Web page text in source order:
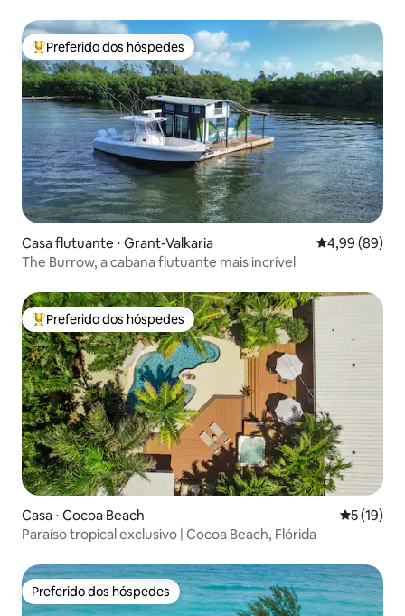
Entre os melhores preferidos dos hóspedes
Preferido dos hóspedes
Casa flutuante ⋅ Grant-Valkaria 4,99 de uma
4,99 (89)
The Burrow, a cabana flutuante mais incrível
Entre os melhores preferidos dos hóspedes
Preferido dos hóspedes
Casa ⋅ Cocoa Beach 5 de uma
5 (19)
Paraíso tropical exclusivo | Cocoa Beach, Flórida
Preferido dos hóspedes
Preferido dos hóspedes